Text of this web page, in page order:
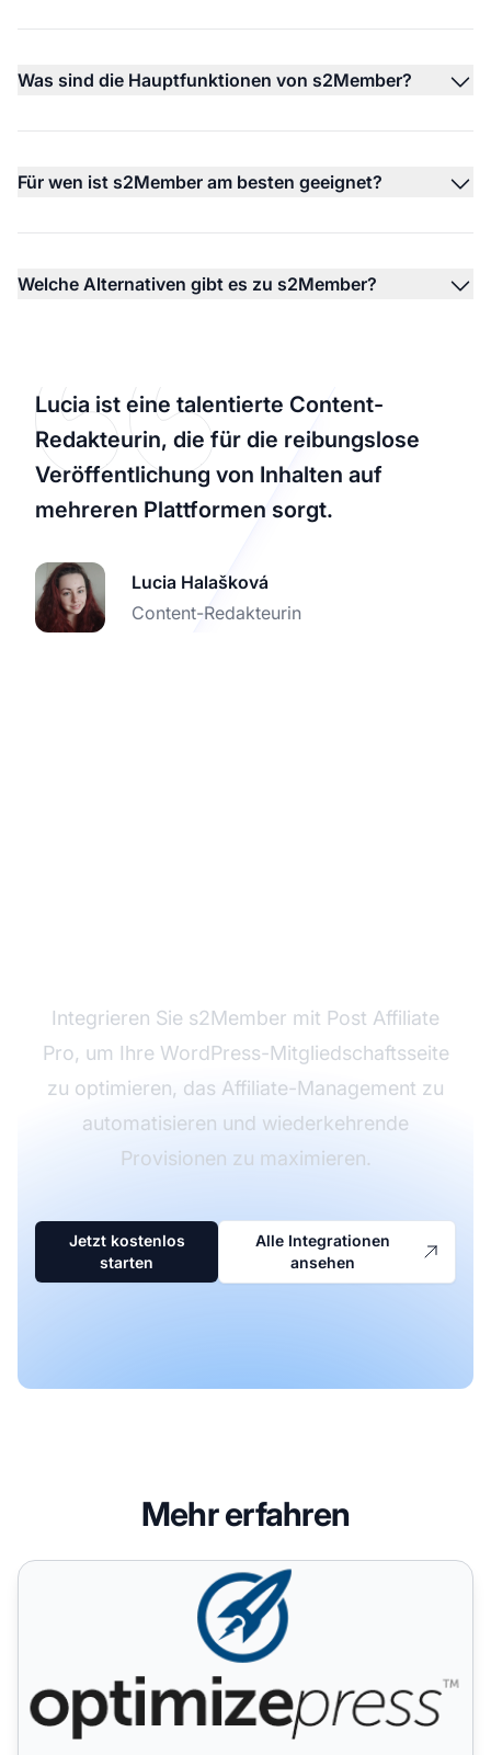
Was sind die Hauptfunktionen von s2Member?
Für wen ist s2Member am besten geeignet?
Welche Alternativen gibt es zu s2Member?
Lucia ist eine talentierte Content-
Redakteurin, die für die reibungslose
Veröffentlichung von Inhalten auf
mehreren Plattformen sorgt.
Lucia Halašková
Content-Redakteurin
Integrieren Sie s2Member mit Post Affiliate
Pro, um Ihre WordPress-Mitgliedschaftsseite
zu optimieren, das Affiliate-Management zu
automatisieren und wiederkehrende
Provisionen zu maximieren.
Jetzt kostenlos
starten
Alle Integrationen
ansehen
Mehr erfahren
OptimizeMember API (WordPress-Modul)